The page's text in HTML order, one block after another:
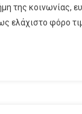
της κοινωνίας,
ελάχιστο φόρο